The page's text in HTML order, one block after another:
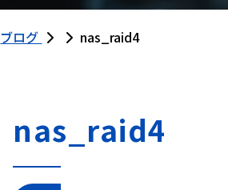
ブログ nas_raid4
nas_raid4